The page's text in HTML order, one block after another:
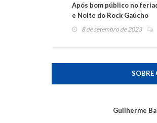
Após bom público no
e Noite do Rock Gaúcho
8 de setembro de 2023
SOBRE
Guilherme